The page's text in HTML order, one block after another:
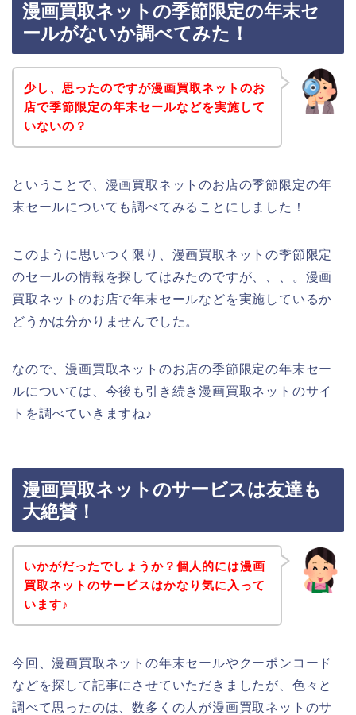
漫画買取ネットの季節限定の年末セ
ールがないか調べてみた！
少し、思ったのですが漫画買取ネットのお
店で季節限定の年末セールなどを実施して
いないの？
ということで、漫画買取ネットのお店の季節限定の年
末セールについても調べてみることにしました！
このように思いつく限り、漫画買取ネットの季節限定
のセールの情報を探してはみたのですが、、、。漫画
買取ネットのお店で年末セールなどを実施しているか
どうかは分かりませんでした。
なので、漫画買取ネットのお店の季節限定の年末セー
ルについては、今後も引き続き漫画買取ネットのサイ
トを調べていきますね♪
漫画買取ネットのサービスは友達も
大絶賛！
いかがだったでしょうか？個人的には漫画
買取ネットのサービスはかなり気に入って
います♪
今回、漫画買取ネットの年末セールやクーポンコード
などを探して記事にさせていただきましたが、色々と
調べて思ったのは、数多くの人が漫画買取ネットのサ